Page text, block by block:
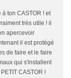
ton CASTOR ! et
très utile ! il
apercevoir
il est protégé
de faire et le faire
qui s'installent
CASTOR !